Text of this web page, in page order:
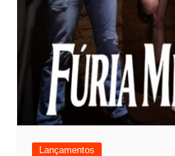
Lançamentos